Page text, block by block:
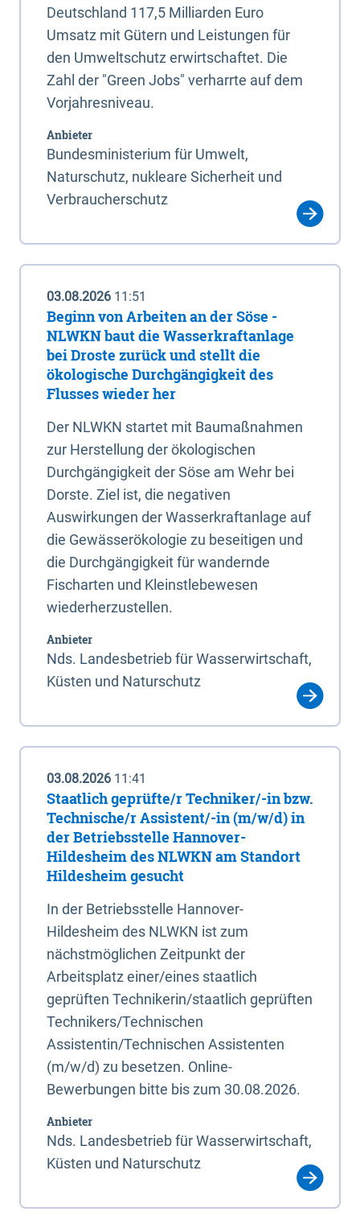
Deutschland 117,5 Milliarden Euro
Umsatz mit Gütern und Leistungen für
den Umweltschutz erwirtschaftet. Die
Zahl der "Green Jobs" verharrte auf dem
Vorjahresniveau.
Anbieter
Bundesministerium für Umwelt,
Naturschutz, nukleare Sicherheit und
Verbraucherschutz
03.08.2026 11:51
Beginn von Arbeiten an der Söse -
NLWKN baut die Wasserkraftanlage
bei Droste zurück und stellt die
ökologische Durchgängigkeit des
Flusses wieder her
Der NLWKN startet mit Baumaßnahmen
zur Herstellung der ökologischen
Durchgängigkeit der Söse am Wehr bei
Dorste. Ziel ist, die negativen
Auswirkungen der Wasserkraftanlage auf
die Gewässerökologie zu beseitigen und
die Durchgängigkeit für wandernde
Fischarten und Kleinstlebewesen
wiederherzustellen.
Anbieter
Nds. Landesbetrieb für Wasserwirtschaft,
Küsten und Naturschutz
03.08.2026 11:41
Staatlich geprüfte/r Techniker/-in bzw.
Technische/r Assistent/-in (m/w/d) in
der Betriebsstelle Hannover-
Hildesheim des NLWKN am Standort
Hildesheim gesucht
In der Betriebsstelle Hannover-
Hildesheim des NLWKN ist zum
nächstmöglichen Zeitpunkt der
Arbeitsplatz einer/eines staatlich
geprüften Technikerin/staatlich geprüften
Technikers/Technischen
Assistentin/Technischen Assistenten
(m/w/d) zu besetzen. Online-
Bewerbungen bitte bis zum 30.08.2026.
Anbieter
Nds. Landesbetrieb für Wasserwirtschaft,
Küsten und Naturschutz